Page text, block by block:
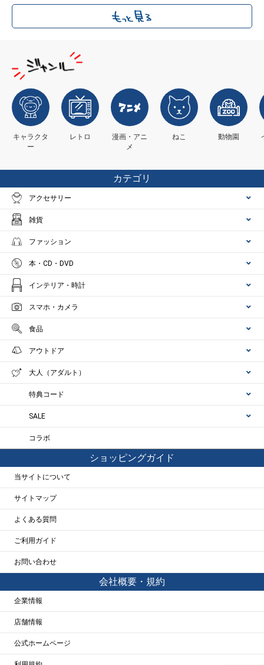
キャラクタ
ー
レトロ
漫画・アニ
メ
ねこ 動物園
カテゴリ
アクセサリー
雑貨
ファッション
本・CD・DVD
インテリア・時計
スマホ・カメラ
食品
アウトドア
大人（アダルト）
特典コード
SALE
コラボ
ショッピングガイド
当サイトについて
サイトマップ
よくある質問
ご利用ガイド
お問い合わせ
会社概要・規約
企業情報
店舗情報
公式ホームページ